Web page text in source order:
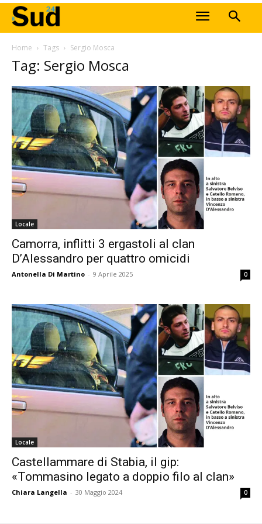
Home Tags Sergio Mosca
Tag: Sergio Mosca
Locale
Camorra, inflitti 3 ergastoli al clan
D’Alessandro per quattro omicidi
Antonella Di Martino - 9 Aprile 2025 0
Locale
Castellammare di Stabia, il gip:
«Tommasino legato a doppio filo al clan»
Chiara Langella - 30 Maggio 2024 0